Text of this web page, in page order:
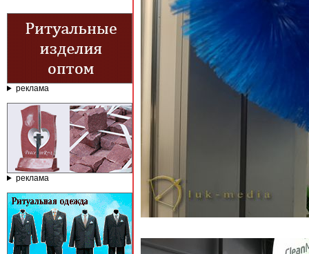
реклама
реклама